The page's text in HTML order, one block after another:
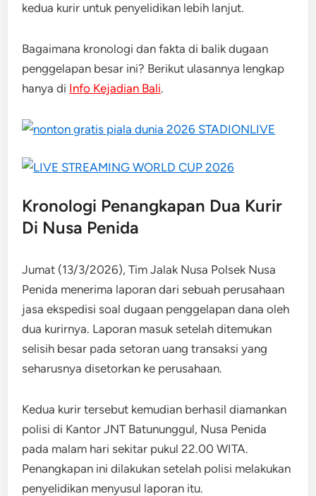
kedua kurir untuk penyelidikan lebih lanjut.
Bagaimana kronologi dan fakta di balik dugaan
penggelapan besar ini? Berikut ulasannya lengkap
hanya di Info Kejadian Bali.
Kronologi Penangkapan Dua Kurir
Di Nusa Penida
Jumat (13/3/2026), Tim Jalak Nusa Polsek Nusa
Penida menerima laporan dari sebuah perusahaan
jasa ekspedisi soal dugaan penggelapan dana oleh
dua kurirnya. Laporan masuk setelah ditemukan
selisih besar pada setoran uang transaksi yang
seharusnya disetorkan ke perusahaan.
Kedua kurir tersebut kemudian berhasil diamankan
polisi di Kantor JNT Batununggul, Nusa Penida
pada malam hari sekitar pukul 22.00 WITA.
Penangkapan ini dilakukan setelah polisi melakukan
penyelidikan menyusul laporan itu.